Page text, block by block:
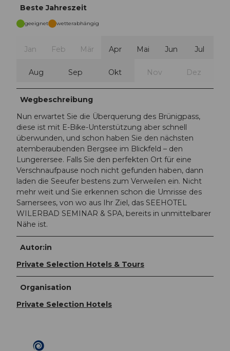
Beste Jahreszeit
geeignet wetterabhängig
Jan Feb Mär Apr Mai Jun Jul
Aug Sep Okt Nov Dez
Wegbeschreibung
Nun erwartet Sie die Überquerung des Brünigpass,
diese ist mit E-Bike-Unterstützung aber schnell
überwunden, und schon haben Sie den nächsten
atemberaubenden Bergsee im Blickfeld – den
Lungerersee. Falls Sie den perfekten Ort für eine
Verschnaufpause noch nicht gefunden haben, dann
laden die Seeufer bestens zum Verweilen ein. Nicht
mehr weit und Sie erkennen schon die Umrisse des
Sarnersees, von wo aus Ihr Ziel, das SEEHOTEL
WILERBAD SEMINAR & SPA, bereits in unmittelbarer
Nähe ist.
Autor:in
Private Selection Hotels & Tours
Organisation
Private Selection Hotels